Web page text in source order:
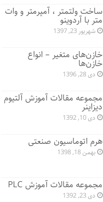
ساخت ولتمتر ، آمپرمتر و وات
متر با آردوینو
شهریور 23, 1397
خازن‌های متغیر – انواع
خازن‌ها
دی 28, 1396
مجموعه مقالات آموزش آلتیوم
دیزاینر
دی 10, 1392
هرم اتوماسیون صنعتی
بهمن 18, 1398
مجموعه مقالات آموزش PLC
دی 23, 1392